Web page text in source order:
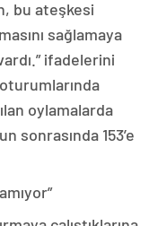
bu ateşkesi
sağlamaya
ifadelerini
oylamalarda
sonrasında 153’e